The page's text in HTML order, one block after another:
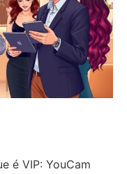
é VIP: YouCam